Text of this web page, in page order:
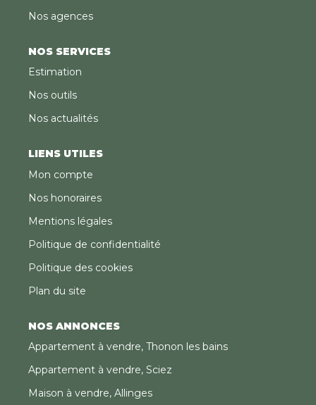
Nos agences
NOS SERVICES
Estimation
Nos outils
Nos actualités
LIENS UTILES
Mon compte
Nos honoraires
Mentions légales
Politique de confidentialité
Politique des cookies
Plan du site
NOS ANNONCES
Appartement à vendre, Thonon les bains
Appartement à vendre, Sciez
Maison à vendre, Allinges